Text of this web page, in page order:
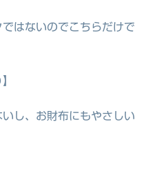
はないのでこちらだけで
し、お財布にもやさしい